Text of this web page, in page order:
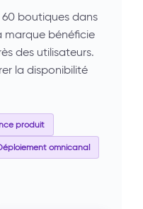
60 boutiques dans
marque bénéficie
des utilisateurs.
la disponibilité
produit
omnicanal